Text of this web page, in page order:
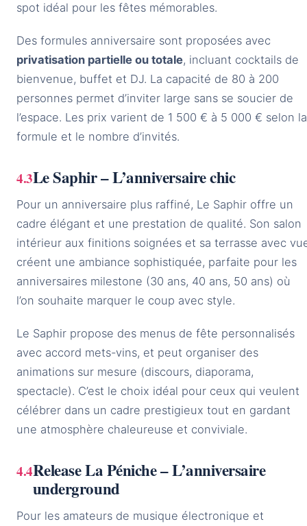
spot idéal pour les fêtes mémorables.
Des formules anniversaire sont proposées avec
privatisation partielle ou totale, incluant cocktails de
bienvenue, buffet et DJ. La capacité de 80 à 200
personnes permet d’inviter large sans se soucier de
l’espace. Les prix varient de 1 500 € à 5 000 € selon la
formule et le nombre d’invités.
Le Saphir – L’anniversaire chic
Pour un anniversaire plus raffiné, Le Saphir offre un
cadre élégant et une prestation de qualité. Son salon
intérieur aux finitions soignées et sa terrasse avec
créent une ambiance sophistiquée, parfaite pour les
anniversaires milestone (30 ans, 40 ans, 50 ans) où
l’on souhaite marquer le coup avec style.
Le Saphir propose des menus de fête personnalisés
avec accord mets-vins, et peut organiser des
animations sur mesure (discours, diaporama,
spectacle). C’est le choix idéal pour ceux qui veulent
célébrer dans un cadre prestigieux tout en gardant
une atmosphère chaleureuse et conviviale.
Release La Péniche – L’anniversaire
underground
Pour les amateurs de musique électronique et